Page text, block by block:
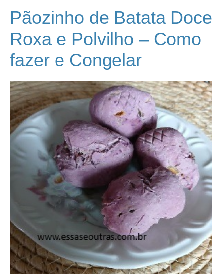
Pãozinho de Batata Doce
Roxa e Polvilho – Como
fazer e Congelar